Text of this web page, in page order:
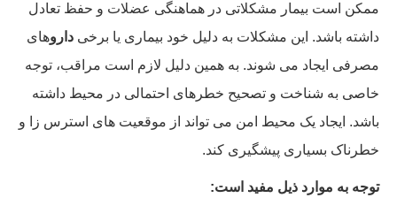
ممکن است بیمار مشکلاتی در هماهنگی عضلات و حفظ تعادل
داشته باشد. این مشکلات به دلیل خود بیماری یا برخی داروهای
مصرفی ایجاد می شوند. به همین دلیل لازم است مراقب، توجه
خاصی به شناخت و تصحیح خطرهای احتمالی در محیط داشته
باشد. ایجاد یک محیط امن می تواند از موقعیت های استرس زا و
خطرناک بسیاری پیشگیری کند.
توجه به موارد ذیل مفید است: